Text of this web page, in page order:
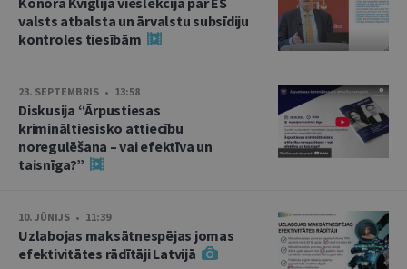
valsts atbalsta un ārvalstu subsīdiju
kontroles tiesībām
23. SEPTEMBRIS • 13:58
Diskusija “Ārpustiesas
krimināltiesisko attiecību
noregulēšana – vai efektīva un
taisnīga?”
10. JŪNIJS • 11:39
Uzlabojas maksātnespējas jomas
efektivitātes rādītāji Latvijā